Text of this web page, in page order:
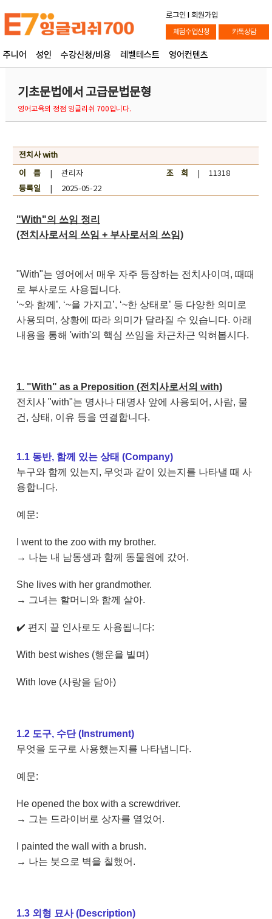
로그인 l 회원가입
체험수업신청 카톡상담
주니어 성인 수강신청/비용 레벨테스트 영어컨텐츠
기초문법에서 고급문법문형
영어교육의 정점 잉글리쉬 700입니다.
전치사 with
이 름| 관리자 조 회
| 11318
등록일| 2025-05-22
"With"의 쓰임 정리
(전치사로서의 쓰임 + 부사로서의 쓰임)
"With"는 영어에서 매우 자주 등장하는 전치사이며, 때때
로 부사로도 사용됩니다.
‘~와 함께’, ‘~을 가지고’, ‘~한 상태로’ 등 다양한 의미로
사용되며, 상황에 따라 의미가 달라질 수 있습니다. 아래
내용을 통해 'with'의 핵심 쓰임을 차근차근 익혀봅시다.
1. "With" as a Preposition (전치사로서의 with)
전치사 "with"는 명사나 대명사 앞에 사용되어, 사람, 물
건, 상태, 이유 등을 연결합니다.
1.1 동반, 함께 있는 상태 (Company)
누구와 함께 있는지, 무엇과 같이 있는지를 나타낼 때 사
용합니다.
예문:
I went to the zoo with my brother.
→ 나는 내 남동생과 함께 동물원에 갔어.
She lives with her grandmother.
→ 그녀는 할머니와 함께 살아.
✔️ 편지 끝 인사로도 사용됩니다:
With best wishes (행운을 빌며)
With love (사랑을 담아)
1.2 도구, 수단 (Instrument)
무엇을 도구로 사용했는지를 나타냅니다.
예문:
He opened the box with a screwdriver.
→ 그는 드라이버로 상자를 열었어.
I painted the wall with a brush.
→ 나는 붓으로 벽을 칠했어.
1.3 외형 묘사 (Description)